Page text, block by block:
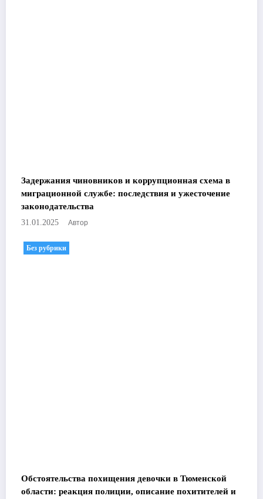
Задержания чиновников и коррупционная схема в
миграционной службе: последствия и ужесточение
законодательства
31.01.2025 Автор
Без рубрики
Обстоятельства похищения девочки в Тюменской
области: реакция полиции, описание похитителей и